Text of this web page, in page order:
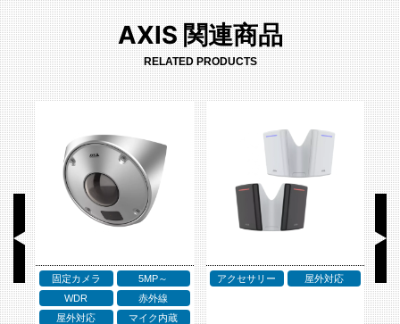
AXIS 関連商品
RELATED PRODUCTS
屋外対応
アクセサリー
ネットワークスピーカー
屋外対応
アクセサリー